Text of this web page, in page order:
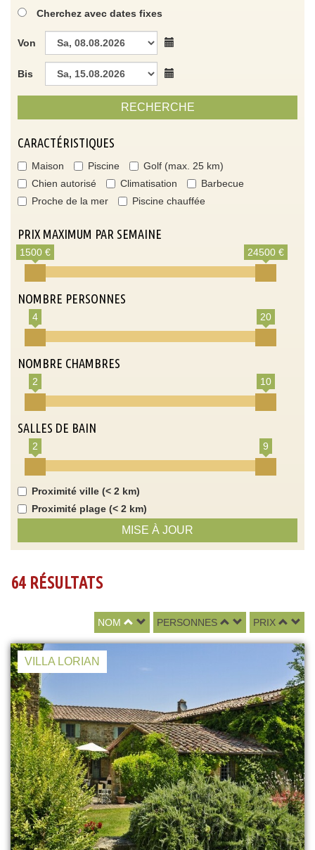
Cherchez avec dates fixes
Von
Bis
RECHERCHE
CARACTÉRISTIQUES
Maison Piscine
Golf (max. 25 km)
Chien autorisé
Climatisation
Barbecue
Proche de la mer
Piscine chauffée
PRIX MAXIMUM PAR SEMAINE
1500 € 24500 €
NOMBRE PERSONNES
4 20
NOMBRE CHAMBRES
2 10
SALLES DE BAIN
2 9
Proximité ville (< 2 km)
Proximité plage (< 2 km)
MISE À JOUR
64 RÉSULTATS
NOM PERSONNES PRIX
VILLA LORIAN